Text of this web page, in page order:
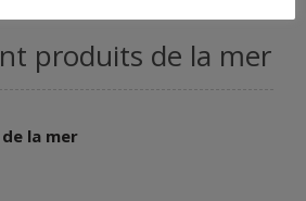
produits de la mer
la mer